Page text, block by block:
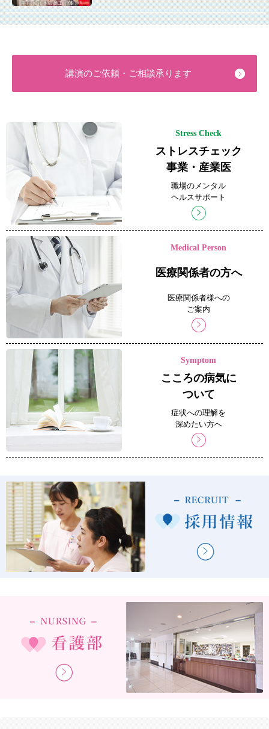
講演のご依頼・ご相談承ります
Stress Check
ストレスチェック
事業・産業医
職場のメンタル
ヘルスサポート
Medical Person
医療関係者の方へ
医療関係者様への
ご案内
Symptom
こころの病気に
ついて
症状への理解を
深めたい方へ